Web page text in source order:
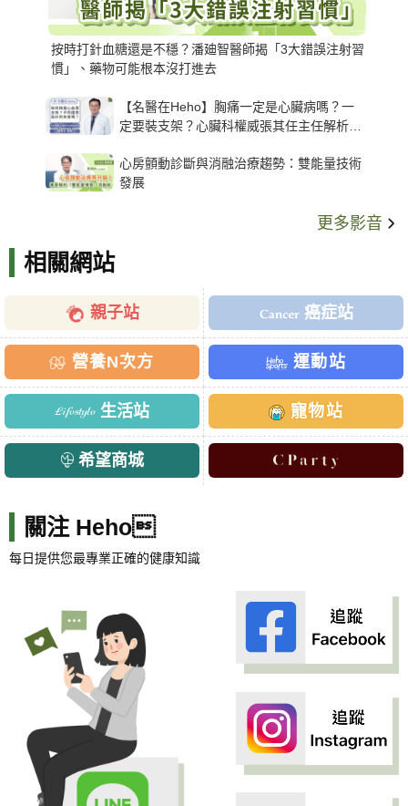
按時打針血糖還是不穩？潘廸智醫師揭「3大錯誤注射習
慣」、藥物可能根本沒打進去
【名醫在Heho】胸痛一定是心臟病嗎？一
定要裝支架？心臟科權威張其任主任解析支
心房顫動診斷與消融治療趨勢：雙能量技術
發展
更多影音
相關網站
親子站 癌症站
營養N次方 運動站
生活站 寵物站
希望商城
關注 Heho
每日提供您最專業正確的健康知識